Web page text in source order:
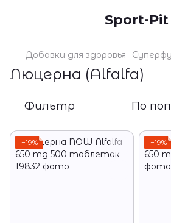
Sport-Pit
Добавки для здоровья
Люцерна (Alfalfa)
Фильтр По
−19% −19%